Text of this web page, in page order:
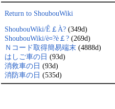
Return to ShoubouWiki
ShoubouWiki/Ê￡À? (349d)
ShoubouWiki/è¤?è￡? (269d)
Ｎコード取得簡易端末 (4888d)
はしご車の日 (93d)
消救車の日 (93d)
消防車の日 (535d)